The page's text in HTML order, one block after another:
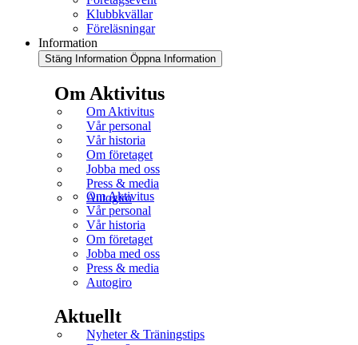
Klubbkvällar
Föreläsningar
Information
Stäng Information Öppna Information
Om Aktivitus
Om Aktivitus
Vår personal
Vår historia
Om företaget
Jobba med oss
Press & media
Autogiro
Om Aktivitus
Vår personal
Vår historia
Om företaget
Jobba med oss
Press & media
Autogiro
Aktuellt
Nyheter & Träningstips